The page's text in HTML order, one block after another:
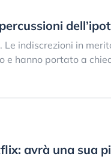
indiscrezioni in
hanno portato a
avrà una sua